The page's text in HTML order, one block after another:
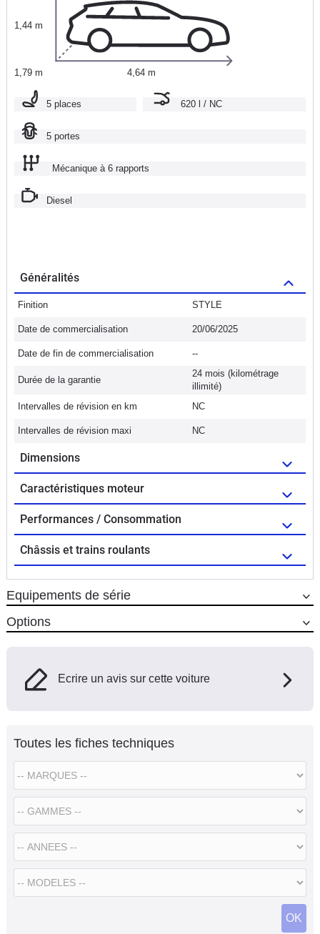
1,44 m
1,79 m 4,64 m
5 places 620 l / NC
5 portes
Mécanique à 6 rapports
Diesel
Généralités
Finition STYLE
Date de commercialisation 20/06/2025
Date de fin de commercialisation --
Durée de la garantie
24 mois (kilométrage
illimité)
Intervalles de révision en km
NC
Intervalles de révision maxi NC
Dimensions
Caractéristiques moteur
Performances / Consommation
Châssis et trains roulants
Equipements de série
Options
Ecrire un avis sur cette voiture
Toutes les fiches techniques